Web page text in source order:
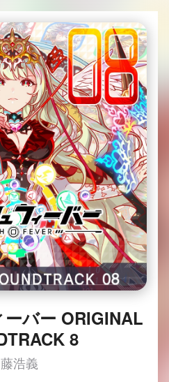
バー ORIGINAL
8
浩義